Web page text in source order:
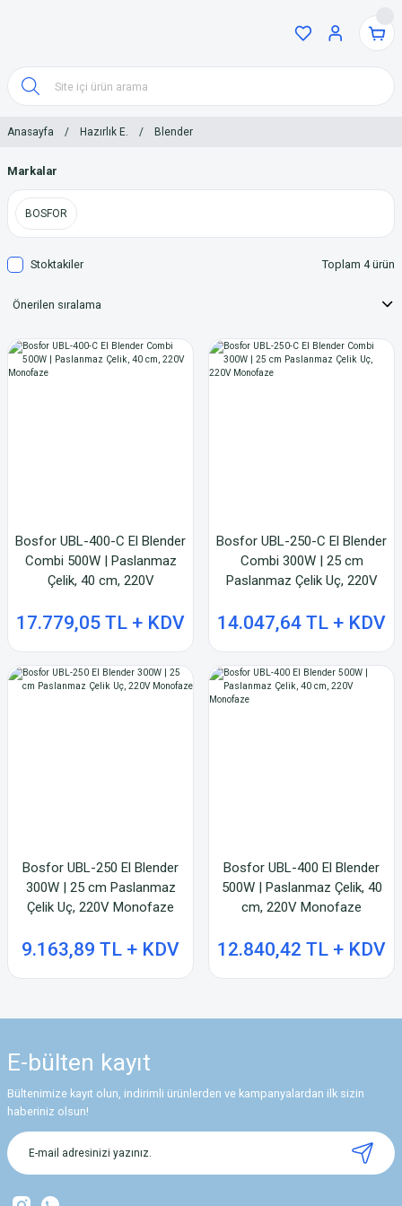
Anasayfa Hazırlık E. Blender
Markalar
BOSFOR
Stoktakiler Toplam 4 ürün
Bosfor UBL-400-C El Blender
Combi 500W | Paslanmaz
Çelik, 40 cm, 220V
17.779,05 TL + KDV
Bosfor UBL-250-C El Blender
Combi 300W | 25 cm
Paslanmaz Çelik Uç, 220V
14.047,64 TL + KDV
Bosfor UBL-250 El Blender
300W | 25 cm Paslanmaz
Çelik Uç, 220V Monofaze
9.163,89 TL + KDV
Bosfor UBL-400 El Blender
500W | Paslanmaz Çelik, 40
cm, 220V Monofaze
12.840,42 TL + KDV
E-bülten kayıt
Bültenimize kayıt olun, indirimli ürünlerden ve kampanyalardan ilk sizin
haberiniz olsun!